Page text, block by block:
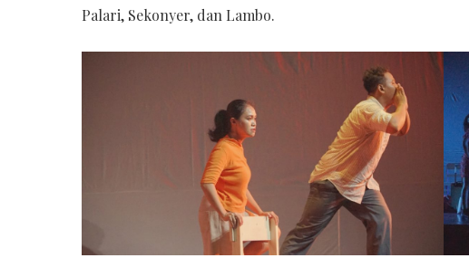
Palari, Sekonyer, dan Lambo.